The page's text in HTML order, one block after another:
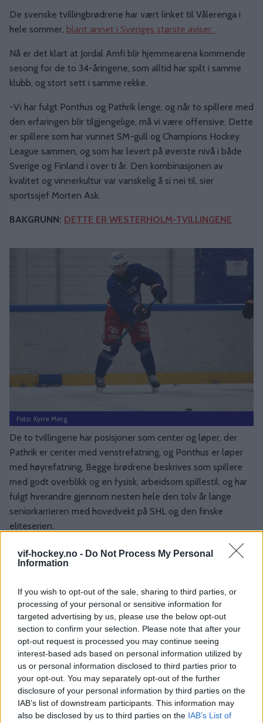
vif-hockey.no - Do Not Process My Personal
Information
If you wish to opt-out of the sale, sharing to third parties, or
processing of your personal or sensitive information for
targeted advertising by us, please use the below opt-out
section to confirm your selection. Please note that after your
opt-out request is processed you may continue seeing
interest-based ads based on personal information utilized by
us or personal information disclosed to third parties prior to
your opt-out. You may separately opt-out of the further
disclosure of your personal information by third parties on the
IAB’s list of downstream participants. This information may
also be disclosed by us to third parties on the IAB’s List of
De svenske tvillingbrødrene har vært linket til Vålerenga i
hele sommer, blant annet i Sveriges største aviser.
Nå er det klart at Jordal Amfi blir hjemmearena kommende
sesong for de to 34-åringene, som alltid har spilt i samme
klubb, og stort sett i samme rekke.
-Vi har fulgt Ponthus og Pathrik lenge, og når to spillere med
den erfaringen blir tilgjengelige, må vi være offensive. Dette
er spillere som har vunnet SM-gull og Champions Hockey
League sammen, og som har levert på øverste nivå i både
Sverige og Finland i over ti år. Den kombinasjonen av
kvalitet og vinnerkultur var vanskelig å si nei til, sier
sportssjef Morten Ask.
BAKGRUNN: DETTE ER WESTERHOLM-TVILLINGENE
Foto: Kyrre Merg
De to tvillingene har posisjoner som center og løper, der
Pathrik er center med venstrefatning, og Ponthus er løper
med høyrefatning, Begge brødrene beskrives som spillere
med godt overblikk og en fysisk, arbeidsom spillestil, og har
fulgt hverandre gjennom nesten hele den tolv år lange
seniorkarrieren med hovedvekt på SHL og den finske
eliteserien.
MØT DE PÅ TRENING PÅ JORDAL!
som nummer fem i den finske eliteserien forrige sesong.
-Vi får to spillere som kjenner hverandre og hverandres spill
bedre enn noen andre, og den kjemien tror jeg blir en styrke
for oss i tette kamper. Samtidig får vi bredde og fleksibilitet
med Pathrik med sin spillforståelse på centerplass, og
Ponthus med sin fysiske, målfarlige stil på kanten. Det er
sjelden vi får hente inn to spillere av dette kaliberet i
samme slag, sier Ask.